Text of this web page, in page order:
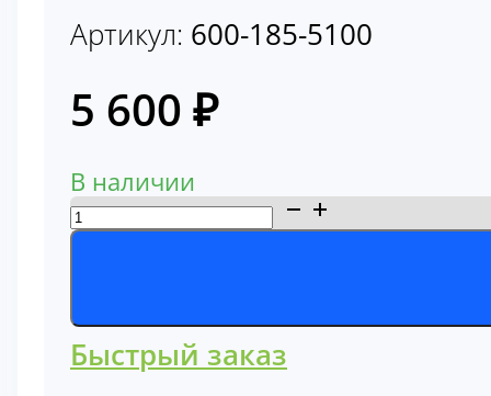
Артикул: 600-185-5100
5 600 ₽
В наличии
Количество
товара
воздушный
Komatsu
600-
Быстрый заказ